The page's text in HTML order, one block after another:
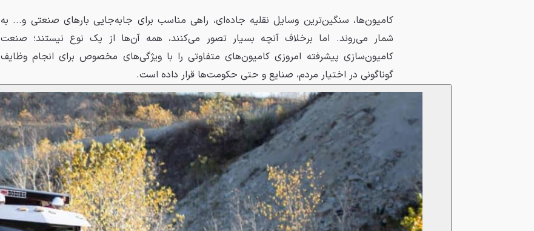
کامیون‌ها، سنگین‌ترین وسایل نقلیه جاده‌ای، راهی مناسب برای جابه‌جایی بارهای صنعتی و... به
شمار می‌روند. اما برخلاف آنچه بسیار تصور می‌کنند، همه آن‌ها از یک نوع نیستند؛ صنعت
کامیون‌سازی پیشرفته امروزی کامیون‌های متفاوتی را با ویژگی‌های مخصوص برای انجام وظایف
گوناگونی در اختیار مردم، صنایع و حتی حکومت‌ها قرار داده است.